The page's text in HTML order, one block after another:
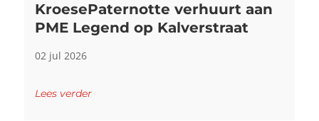
KroesePaternotte verhuurt aan
PME Legend op Kalverstraat
02 jul 2026
Lees verder